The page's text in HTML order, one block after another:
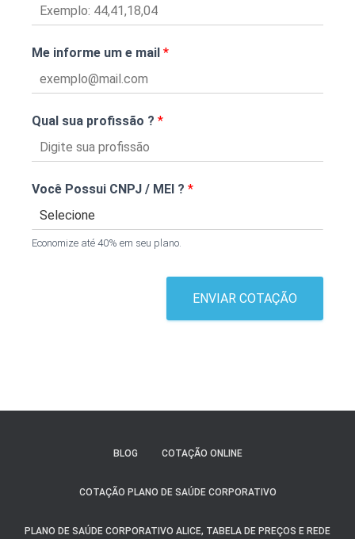
Me informe um e mail *
Qual sua profissão ? *
Você Possui CNPJ / MEI ? *
Economize até 40% em seu plano.
ENVIAR COTAÇÃO
BLOG COTAÇÃO ONLINE
COTAÇÃO PLANO DE SAÚDE CORPORATIVO
PLANO DE SAÚDE CORPORATIVO ALICE, TABELA DE PREÇOS E REDE